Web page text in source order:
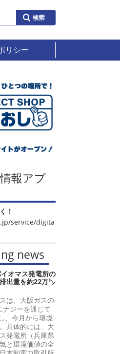
リシー
報アプ
！
service/digita
news
オマス発電所の
出量を約22万㌧
は、大阪ガスの
ジーを通じて
、今月から環境
具体的には、大
発電所（兵庫県
と環境価値の全